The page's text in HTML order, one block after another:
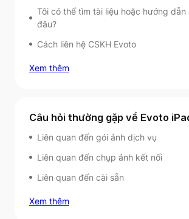
Tôi có thể tìm tài liệu hoặc hướng
đâu?
Cách liên hệ CSKH Evoto
Xem thêm
Câu hỏi thường gặp về Evoto
Liên quan đến gói ảnh dịch vụ
Liên quan đến chụp ảnh kết nối
Liên quan đến cài sẵn
Xem thêm